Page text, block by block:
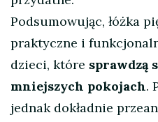
Podsumowując, łóżka
praktyczne i
dzieci, które sprawdzą
mniejszych pokojach.
jednak dokładnie